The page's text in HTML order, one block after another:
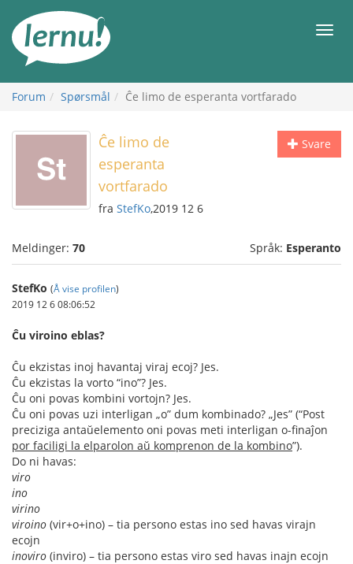
innholdet
Meny
Forum Spørsmål Ĉe limo de esperanta vortfarado
Svare
Ĉe limo de
esperanta
vortfarado
fra StefKo,2019 12 6
Meldinger: 70 Språk: Esperanto
StefKo (Å vise profilen)
2019 12 6 08:06:52
Ĉu viroino eblas?
Ĉu ekzistas inoj havantaj viraj ecoj? Jes.
Ĉu ekzistas la vorto “ino”? Jes.
Ĉu oni povas kombini vortojn? Jes.
Ĉu oni povas uzi interligan „o” dum kombinado? „Jes” (“Post
preciziga antaŭelemento oni povas meti interligan o-finaĵon
por faciligi la elparolon aŭ komprenon de la kombino”).
Do ni havas:
viro
ino
virino
viroino (vir+o+ino) – tia persono estas ino sed havas virajn
ecojn
inoviro (inviro) – tia persono estas viro sed havas inajn ecojn